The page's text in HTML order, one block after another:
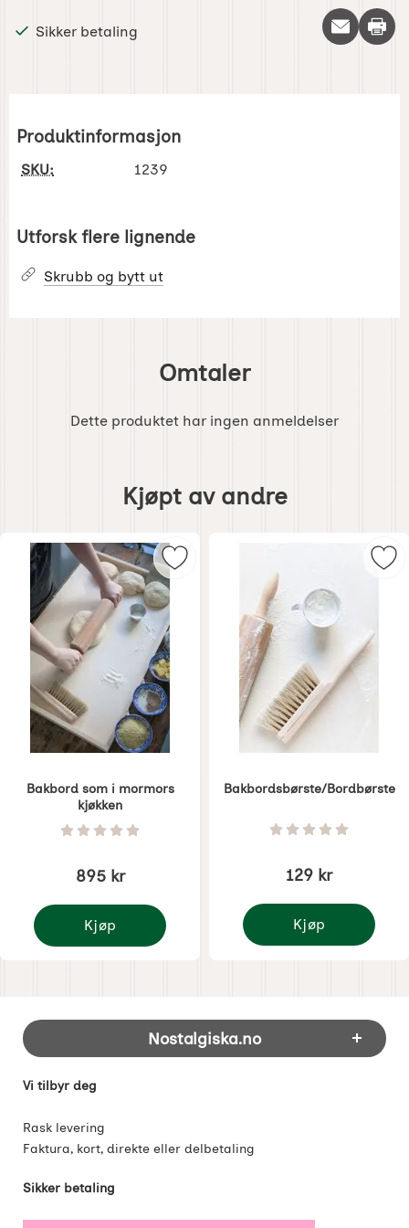
Sikker betaling Skriv
Produktinformasjon
SKU: 1239
Utforsk flere lignende
Skrubb og bytt ut
Omtaler
Dette produktet har ingen anmeldelser
andre
Kjøpt av andre
Bakbord som i mormors
kjøkken
Varenummer 3065Vurdering: 0 Stjerne av 5
895 kr
Kjøp
Bakbord som i mormors kjøkken
Merk bakbord som i mormors
Bakbordsbørste/Bordbørste
Varenummer 2982Vurdering: 0
129 kr
Kjøp
Bakbordsbørste/
Footer-innhold Blandet informasjon og
Nostalgiska.no
Vi tilbyr deg
Rask levering
Faktura, kort, direkte eller delbetaling
Sikker betaling